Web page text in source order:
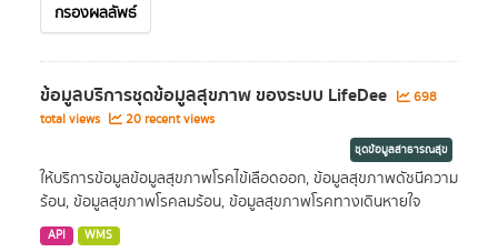
กรองผลลัพธ์
ข้อมูลบริการชุดข้อมูลสุขภาพ ของระบบ LifeDee
698
total views
20 recent views
ชุดข้อมูลสาธารณสุข
ให้บริการข้อมูลข้อมูลสุขภาพโรคไข้เลือดออก, ข้อมูลสุขภาพดัชนีความ
ร้อน, ข้อมูลสุขภาพโรคลมร้อน, ข้อมูลสุขภาพโรคทางเดินหายใจ
API WMS